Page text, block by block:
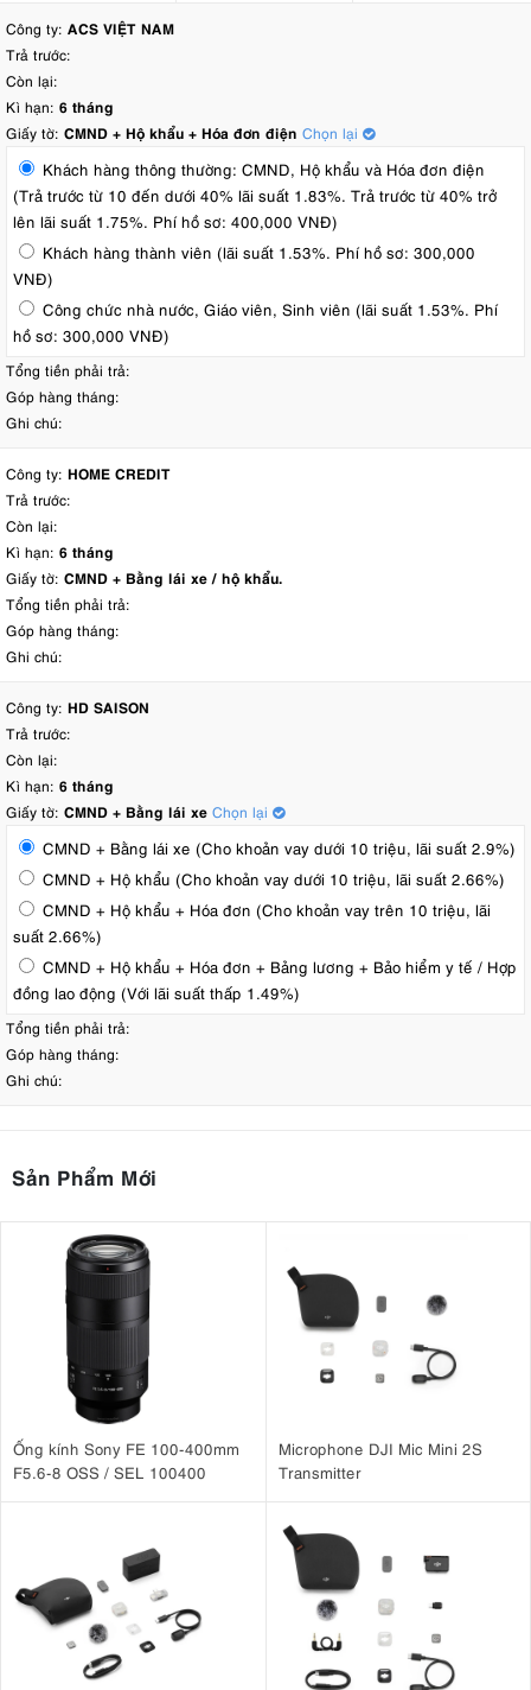
Công ty: ACS VIỆT NAM
Trả trước:
Còn lại:
Kì hạn: 6 tháng
Giấy tờ: CMND + Hộ khẩu + Hóa đơn điện Chọn lại
Khách hàng thông thường: CMND, Hộ khẩu và Hóa đơn điện
(Trả trước từ 10 đến dưới 40% lãi suất 1.83%. Trả trước từ 40% trở
lên lãi suất 1.75%. Phí hồ sơ: 400,000 VNĐ)
Khách hàng thành viên (lãi suất 1.53%. Phí hồ sơ: 300,000
VNĐ)
Công chức nhà nước, Giáo viên, Sinh viên (lãi suất 1.53%. Phí
hồ sơ: 300,000 VNĐ)
Tổng tiền phải trả:
Góp hàng tháng:
Ghi chú:
Công ty: HOME CREDIT
Trả trước:
Còn lại:
Kì hạn: 6 tháng
Giấy tờ: CMND + Bằng lái xe / hộ khẩu.
Tổng tiền phải trả:
Góp hàng tháng:
Ghi chú:
Công ty: HD SAISON
Trả trước:
Còn lại:
Kì hạn: 6 tháng
Giấy tờ: CMND + Bằng lái xe Chọn lại
CMND + Bằng lái xe (Cho khoản vay dưới 10 triệu, lãi suất 2.9%)
CMND + Hộ khẩu (Cho khoản vay dưới 10 triệu, lãi suất 2.66%)
CMND + Hộ khẩu + Hóa đơn (Cho khoản vay trên 10 triệu, lãi
suất 2.66%)
CMND + Hộ khẩu + Hóa đơn + Bảng lương + Bảo hiểm y tế / Hợp
đồng lao động (Với lãi suất thấp 1.49%)
Tổng tiền phải trả:
Góp hàng tháng:
Ghi chú:
Sản Phẩm Mới
Ống kính Sony FE 100-400mm
F5.6-8 OSS / SEL 100400
Microphone DJI Mic Mini 2S
Transmitter